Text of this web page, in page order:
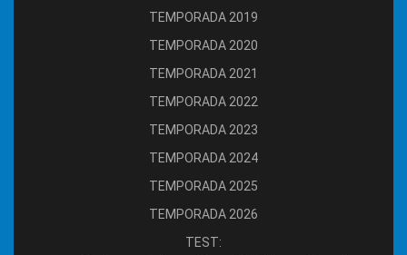
TEMPORADA 2019
TEMPORADA 2020
TEMPORADA 2021
TEMPORADA 2022
TEMPORADA 2023
TEMPORADA 2024
TEMPORADA 2025
TEMPORADA 2026
TEST: